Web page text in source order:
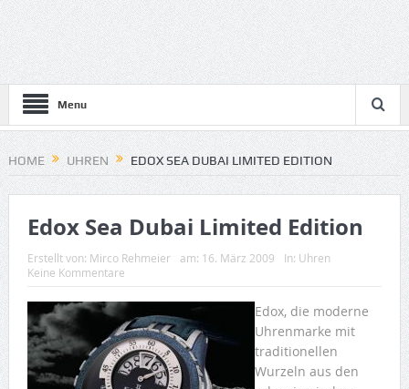
Menu
HOME UHREN EDOX SEA DUBAI LIMITED EDITION
Edox Sea Dubai Limited Edition
Erstellt von: Mirco Rehmeier am: 16. März 2009 In: Uhren
Keine Kommentare
Edox, die moderne
Uhrenmarke mit
traditionellen
Wurzeln aus den